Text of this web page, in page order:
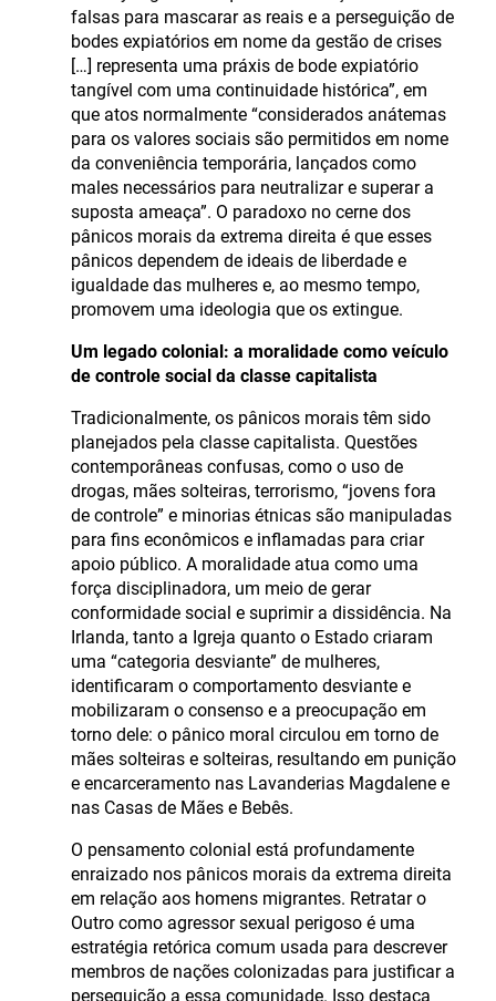
falsas para mascarar as reais e a perseguição de
bodes expiatórios em nome da gestão de crises
[…] representa uma práxis de bode expiatório
tangível com uma continuidade histórica”, em
que atos normalmente “considerados anátemas
para os valores sociais são permitidos em nome
da conveniência temporária, lançados como
males necessários para neutralizar e superar a
suposta ameaça”. O paradoxo no cerne dos
pânicos morais da extrema direita é que esses
pânicos dependem de ideais de liberdade e
igualdade das mulheres e, ao mesmo tempo,
promovem uma ideologia que os extingue.
Um legado colonial: a moralidade como veículo
de controle social da classe capitalista
Tradicionalmente, os pânicos morais têm sido
planejados pela classe capitalista. Questões
contemporâneas confusas, como o uso de
drogas, mães solteiras, terrorismo, “jovens fora
de controle” e minorias étnicas são manipuladas
para fins econômicos e inflamadas para criar
apoio público. A moralidade atua como uma
força disciplinadora, um meio de gerar
conformidade social e suprimir a dissidência. Na
Irlanda, tanto a Igreja quanto o Estado criaram
uma “categoria desviante” de mulheres,
identificaram o comportamento desviante e
mobilizaram o consenso e a preocupação em
torno dele: o pânico moral circulou em torno de
mães solteiras e solteiras, resultando em punição
e encarceramento nas Lavanderias Magdalene e
nas Casas de Mães e Bebês.
O pensamento colonial está profundamente
enraizado nos pânicos morais da extrema direita
em relação aos homens migrantes. Retratar o
Outro como agressor sexual perigoso é uma
estratégia retórica comum usada para descrever
membros de nações colonizadas para justificar a
perseguição a essa comunidade. Isso destaca